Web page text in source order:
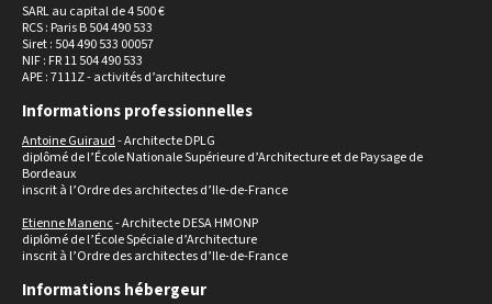
SARL au capital de 4 500 €
RCS : Paris B 504 490 533
Siret : 504 490 533 00057
NIF : FR 11 504 490 533
APE : 7111Z - activités d’architecture
Informations professionnelles
Antoine Guiraud- Architecte DPLG
diplômé de l’École Nationale Supérieure d’Architecture et de Paysage de
Bordeaux
inscrit à l’Ordre des architectes d’Ile-de-France
Etienne Manenc- Architecte DESA HMONP
diplômé de l’École Spéciale d’Architecture
inscrit à l’Ordre des architectes d’Ile-de-France
Informations hébergeur